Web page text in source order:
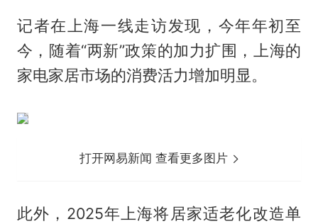
记者在上海一线走访发现，今年年初至
今，随着“两新”政策的加力扩围，上海的
家电家居市场的消费活力增加明显。
打开网易新闻 查看更多图片
此外，2025年上海将居家适老化改造单